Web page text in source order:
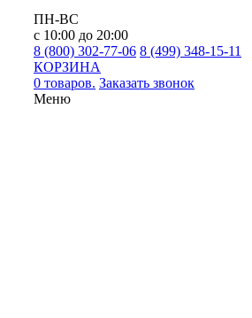
ПН-ВС
с 10:00 до 20:00
8 (800) 302-77-06 8 (499) 348-15-11
КОРЗИНА
0 товаров. Заказать звонок
Меню